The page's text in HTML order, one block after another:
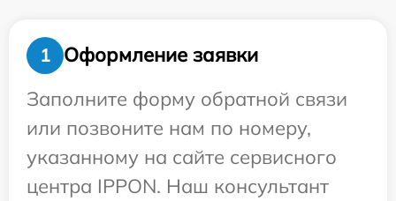
1
Оформление заявки
Заполните форму обратной связи
или позвоните нам по номеру,
указанному на сайте сервисного
центра IPPON. Наш консультант